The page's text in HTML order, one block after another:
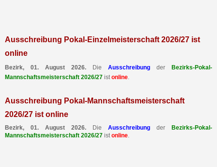
Ausschreibung Pokal-Einzelmeisterschaft 2026/27 ist
online
Bezirk, 01. August 2026. Die Ausschreibung der
Bezirks-Pokal-
Mannschaftsmeisterschaft 2026/27 istonline.
Ausschreibung Pokal-Mannschaftsmeisterschaft
2026/27 ist online
Bezirk, 01. August 2026. Die Ausschreibung der
Bezirks-Pokal-
Mannschaftsmeisterschaft 2026/27 istonline.